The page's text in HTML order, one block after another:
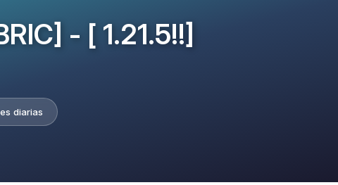
- [ 1.21.5!!]
diarias